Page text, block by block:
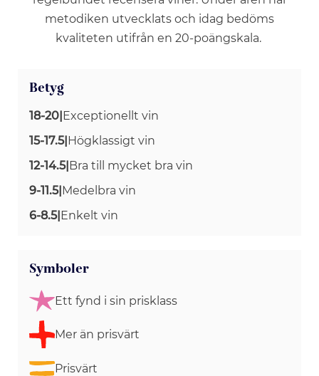
metodiken utvecklats och idag bedöms
kvaliteten utifrån en 20-poängskala.
Betyg
18-20 Exceptionellt vin
15-17.5| Högklassigt vin
12-14.5| Bra till mycket bra vin
9-11.5| Medelbra vin
6-8.5| Enkelt vin
Symboler
Ett fynd i sin prisklass
Mer än prisvärt
Prisvärt